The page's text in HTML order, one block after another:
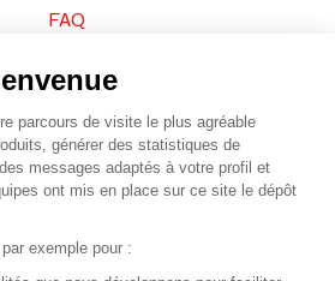
FAQ
vos produits
Plan du site
–Organisation SAFI
parcours de visite le plus agréable
générer des statistiques de
messages adaptés à votre profil et
ont mis en place sur ce site le dépôt
exemple pour :